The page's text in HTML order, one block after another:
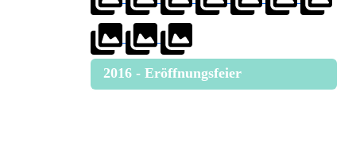
2016 - Eröffnungsfeier